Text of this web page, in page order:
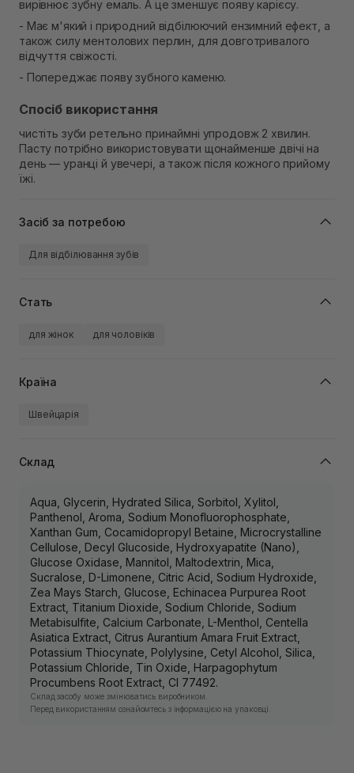
вирівнює зубну емаль. А це зменшує появу карієсу.
- Має м'який і природний відбілюючий ензимний ефект, а
також силу ментолових перлин, для довготривалого
відчуття свіжості.
- Попереджає появу зубного каменю.
Спосіб використання
чистіть зуби ретельно принаймні упродовж 2 хвилин.
Пасту потрібно використовувати щонайменше двічі на
день — уранці й увечері, а також після кожного прийому
їжі.
Засіб за потребою
Для відбілювання зубів
Стать
для жінок для чоловіків
Країна
Швейцарія
Склад
Aqua, Glycerin, Hydrated Silica, Sorbitol, Xylitol,
Panthenol, Aroma, Sodium Monofluorophosphate,
Xanthan Gum, Cocamidopropyl Betaine, Microcrystalline
Cellulose, Decyl Glucoside, Hydroxyapatite (Nano),
Glucose Oxidase, Mannitol, Maltodextrin, Mica,
Sucralose, D-Limonene, Citric Acid, Sodium Hydroxide,
Zea Mays Starch, Glucose, Echinacea Purpurea Root
Extract, Titanium Dioxide, Sodium Chloride, Sodium
Metabisulfite, Calcium Carbonate, L-Menthol, Centella
Asiatica Extract, Citrus Aurantium Amara Fruit Extract,
Potassium Thiocynate, Polylysine, Cetyl Alcohol, Silica,
Potassium Chloride, Tin Oxide, Harpagophytum
Procumbens Root Extract, CI 77492.
Склад засобу може змінюватись виробником.
Перед використанням ознайомтесь з інформацією на упаковці.